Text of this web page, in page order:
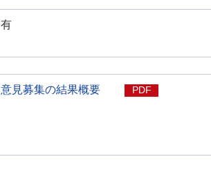
有
意見募集の結果概要 PDF